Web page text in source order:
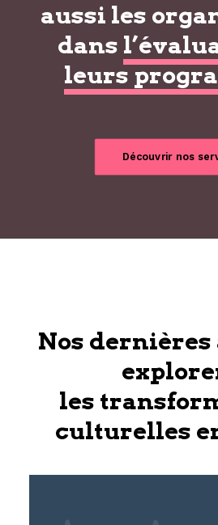
aussi les
dans
leurs
Découvrir nos
Nos dernières
les
culturelles